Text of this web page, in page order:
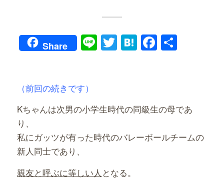
Share LineTwitter
Hatena共
（前回の続きです）
Kちゃんは次男の小学生時代の同級生の母であ
り、
私にガッツが有った時代のバレーボールチームの
新人同士であり、
親友と呼ぶに等しい人 となる。